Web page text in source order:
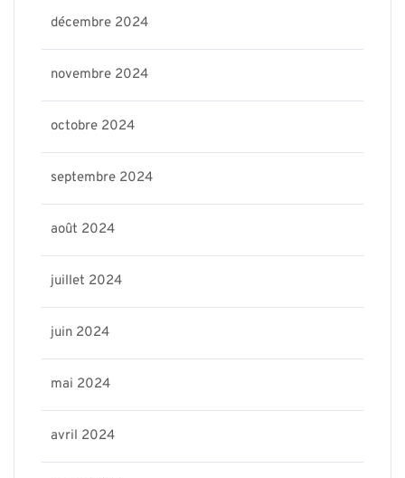
décembre 2024
novembre 2024
octobre 2024
septembre 2024
août 2024
juillet 2024
juin 2024
mai 2024
avril 2024